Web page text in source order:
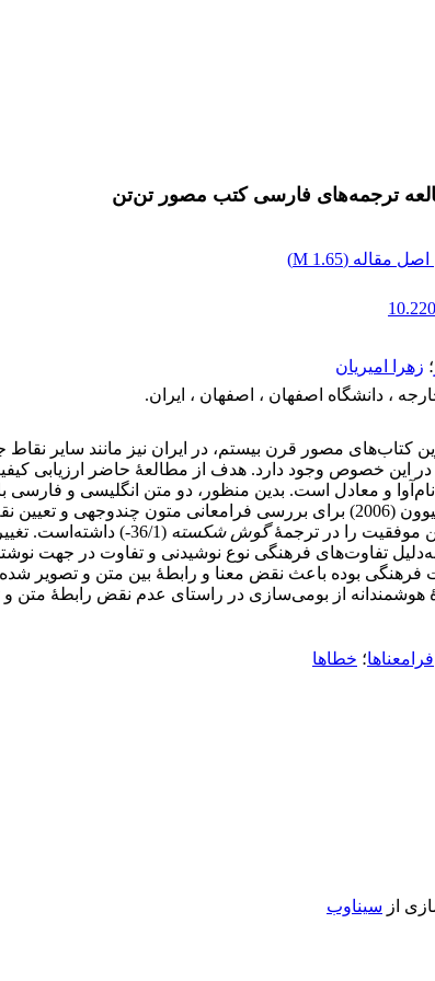
ترجمه‌های فارسی کتب مصور تن‌تن
اصل مقاله (1.65 M
)
؛ زهرا امیریان
، دانشگاه اصفهان ، اصفهان ، ایران.
کتاب‌های مصور قرن بیستم، در ایران نیز مانند سایر
این خصوص وجود دارد. هدف از مطالعۀ حاضر ارزیابی
نام‌آوا و معادل است. بدین منظور، دو متن انگلیسی و
(2001) و در بخش غیرکلامی از مدل کرس و ون‌لیوون (2006) برای
گوش شکسته
(36/1-) داشته‌است.
تفاوت‌های فرهنگی نوع نوشیدنی و تفاوت در جهت
بوده باعث نقض معنا و رابطۀ بین متن و تصویر
هوشمندانه از بومی‌سازی در راستای عدم نقض رابطۀ متن و
فرامعناها؛ خطاها
از سیناوب